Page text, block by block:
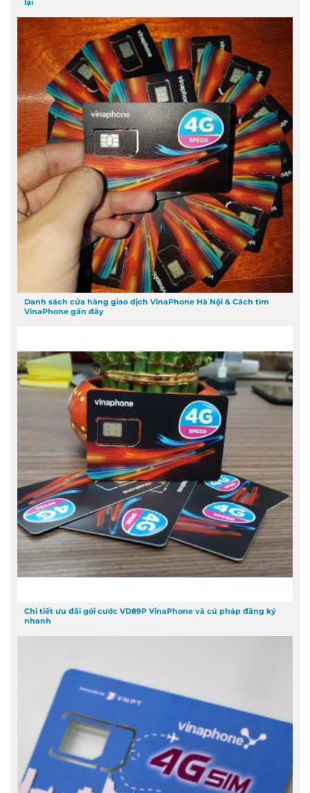
lại
Danh sách cửa hàng giao dịch VinaPhone Hà Nội & Cách tìm
VinaPhone gần đây
Chi tiết ưu đãi gói cước VD89P VinaPhone và cú pháp đăng ký
nhanh